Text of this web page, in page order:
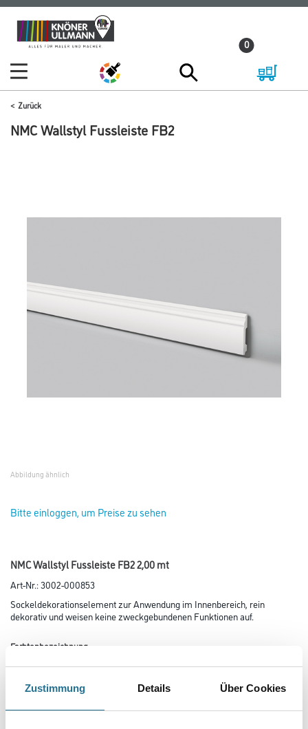
Zustimmung Details Über Cookies
Zum
Inhalt
Zum
Navigationsmenü
0
Zurück
NMC Wallstyl Fussleiste FB2
Abbildung ähnlich
Bitte einloggen, um Preise zu sehen
NMC Wallstyl Fussleiste FB2 2,00 mt
Art-Nr.:3002-000853
Sockeldekorationselement zur Anwendung im Innenbereich, rein
dekorativ und weisen keine zweckgebundenen Funktionen auf.
Farbtonbezeichnung